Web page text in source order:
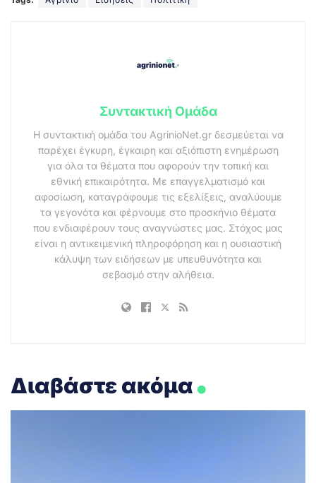
Συντακτική Ομάδα
Η συντακτική ομάδα του AgrinioNet.gr δεσμεύεται να
παρέχει έγκυρη, έγκαιρη και αξιόπιστη ενημέρωση
για όλα τα θέματα που αφορούν την τοπική και
εθνική επικαιρότητα. Με επαγγελματισμό και
αφοσίωση, καταγράφουμε τις εξελίξεις, αναλύουμε
τα γεγονότα και φέρνουμε στο προσκήνιο θέματα
που ενδιαφέρουν τους αναγνώστες μας. Στόχος μας
είναι η αντικειμενική πληροφόρηση και η ουσιαστική
κάλυψη των ειδήσεων με υπευθυνότητα και
σεβασμό στην αλήθεια.
Διαβάστε ακόμα.